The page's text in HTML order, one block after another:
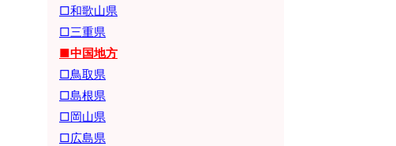
□和歌山県
□三重県
■中国地方
□鳥取県
□島根県
□岡山県
□広島県